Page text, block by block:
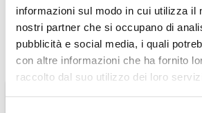
informazioni sul modo in cui utilizza il
nostri partner che si occupano di
pubblicità e social media, i quali
con altre informazioni che ha fornito
raccolto dal suo utilizzo dei loro
Scopri il Tour »